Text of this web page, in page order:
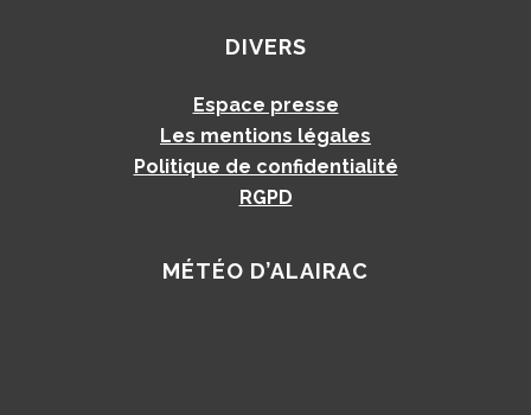
DIVERS
Espace presse
Les mentions légales
Politique de confidentialité
RGPD
MÉTÉO D’ALAIRAC